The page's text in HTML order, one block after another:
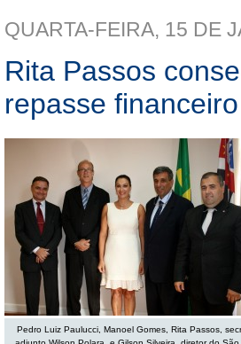
QUARTA-FEIRA, 15 DE
Rita Passos
repasse
Pedro Luiz Paulucci, Manoel Gomes, Rita Passos,